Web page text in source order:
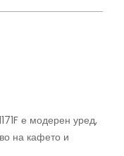
е модерен уред,
на кафето и